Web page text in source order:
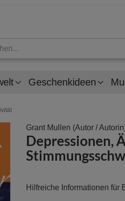
Geschenkideen
Grant Mullen (Autor /
Depressionen,
Hilfreiche Informationen für